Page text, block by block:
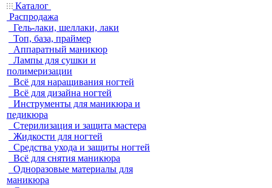
Каталог
Распродажа
Гель-лаки, шеллаки, лаки
Топ, база, праймер
Аппаратный маникюр
Лампы для сушки и
полимеризации
Всё для наращивания ногтей
Всё для дизайна ногтей
Инструменты для маникюра и
педикюра
Стерилизация и защита мастера
Жидкости для ногтей
Средства ухода и защиты ногтей
Всё для снятия маникюра
Одноразовые материалы для
маникюра